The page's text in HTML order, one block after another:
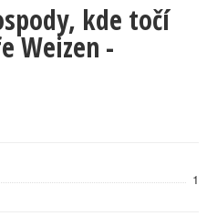
kde točí
Weizen -
1